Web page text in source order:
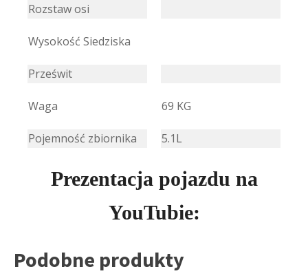
Rozstaw osi
Wysokość Siedziska
Prześwit
Waga 69 KG
Pojemność zbiornika 5.1L
Prezentacja pojazdu na
YouTubie:
Podobne produkty